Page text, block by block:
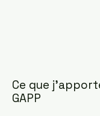
Ce que
GAPP